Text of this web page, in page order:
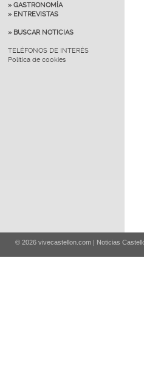
» GASTRONOMÍA
» ENTREVISTAS
» BUSCAR NOTICIAS
TELÉFONOS DE INTERÉS
Política de cookies
© 2026 vivecastellon.com | Noticias